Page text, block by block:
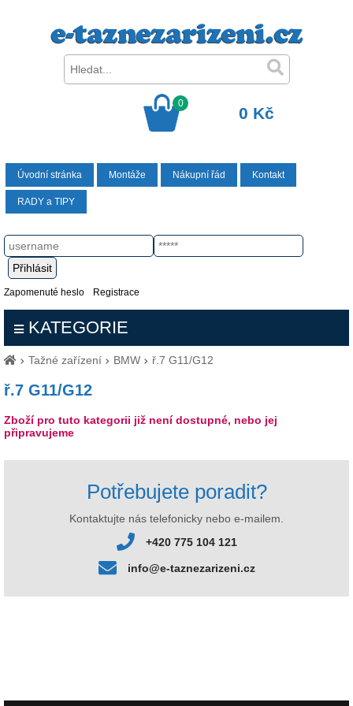
0
0 Kč
Úvodní stránka Montáže Nákupní řád Kontakt
RADY a TIPY
Zapomenuté heslo Registrace
KATEGORIE
Tažné zařízení BMW ř.7 G11/G12
ř.7 G11/G12
Zboží pro tuto kategorii již není dostupné, nebo jej
připravujeme
Potřebujete poradit?
Kontaktujte nás telefonicky nebo e-mailem.
+420 775 104 121
info@e-taznezarizeni.cz